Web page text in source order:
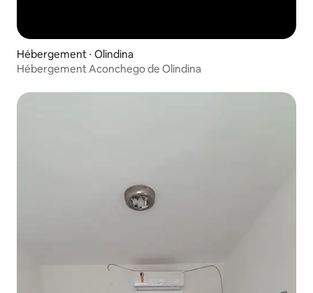
Hébergement ⋅ Olindina
Hébergement Aconchego de Olindina